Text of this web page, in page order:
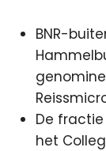
BNR-
De
het